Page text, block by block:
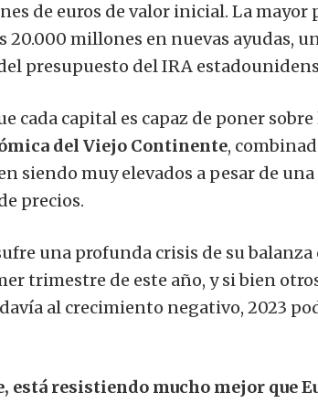
de euros de valor inicial. La mayor
millones en nuevas ayudas,
presupuesto del IRA
cada capital es capaz de poner sobre
del Viejo Continente,
siendo muy elevados a pesar de
precios.
una profunda crisis de su
trimestre de este año, y si bien
al crecimiento negativo, 2023
está resistiendo mucho mejor que